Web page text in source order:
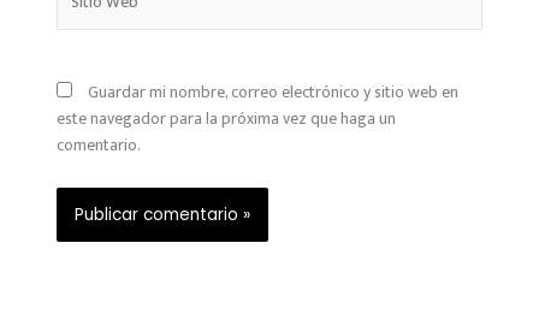
Web
Guardar mi nombre, correo electrónico y sitio web en
este navegador para la próxima vez que haga un
comentario.